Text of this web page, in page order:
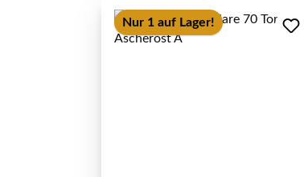
Nur 1 auf Lager!